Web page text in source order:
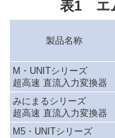
表1 エ
製品名称
M・UNITシリーズ
超高速 直流入力変換器
みにまるシリーズ
超高速 直流入力変換器
M5・UNITシリーズ